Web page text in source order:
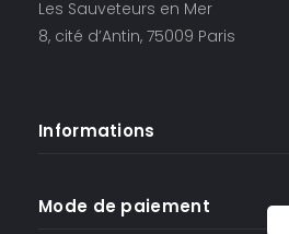
Les Sauveteurs en Mer
8, cité d’Antin, 75009 Paris
Informations
Mode de paiement